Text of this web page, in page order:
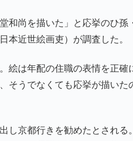
尚を描いた」と応挙のひ孫
本近世絵画吏）が調査した。
絵は年配の住職の表情を正
そうでなくても応挙が描いた
し京都行きを勧めたとされ